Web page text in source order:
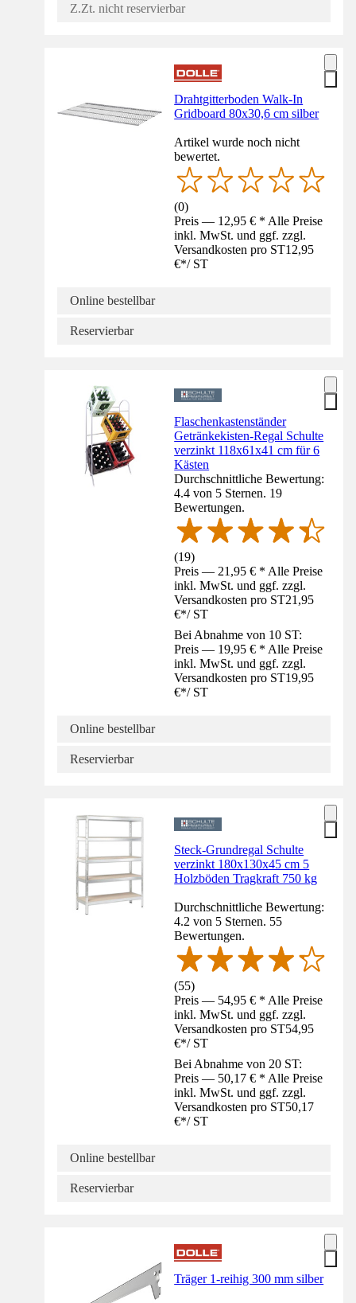
Z.Zt. nicht reservierbar
Drahtgitterboden Walk-In
Gridboard 80x30,6 cm silber
Artikel wurde noch nicht
bewertet.
(0)
Preis — 12,95 € * Alle Preise
inkl. MwSt. und ggf. zzgl.
Versandkosten pro ST12,95
€*/ ST
Online bestellbar
Reservierbar
Flaschenkastenständer
Getränkekisten-Regal Schulte
verzinkt 118x61x41 cm für 6
Kästen
Durchschnittliche Bewertung:
4.4 von 5 Sternen. 19
Bewertungen.
(19)
Preis — 21,95 € * Alle Preise
inkl. MwSt. und ggf. zzgl.
Versandkosten pro ST21,95
€*/ ST
Bei Abnahme von 10 ST:
Preis — 19,95 € * Alle Preise
inkl. MwSt. und ggf. zzgl.
Versandkosten pro ST19,95
€*/ ST
Online bestellbar
Reservierbar
Steck-Grundregal Schulte
verzinkt 180x130x45 cm 5
Holzböden Tragkraft 750 kg
Durchschnittliche Bewertung:
4.2 von 5 Sternen. 55
Bewertungen.
(55)
Preis — 54,95 € * Alle Preise
inkl. MwSt. und ggf. zzgl.
Versandkosten pro ST54,95
€*/ ST
Bei Abnahme von 20 ST:
Preis — 50,17 € * Alle Preise
inkl. MwSt. und ggf. zzgl.
Versandkosten pro ST50,17
€*/ ST
Online bestellbar
Reservierbar
Träger 1-reihig 300 mm silber